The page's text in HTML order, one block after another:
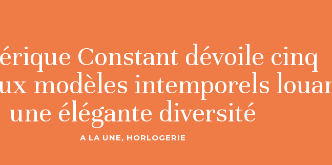
Constant dévoile cinq
modèles intemporels
une élégante diversité
A LA UNE, HORLOGERIE